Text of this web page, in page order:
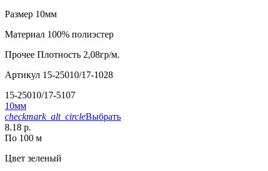
Размер 10мм
Материал 100% полиэстер
Прочее Плотность 2,08гр/м.
Артикул 15-25010/17-1028
15-25010/17-5107
10мм
checkmark_alt_circleВыбрать
8.18 р.
По 100 м
Цвет зеленый